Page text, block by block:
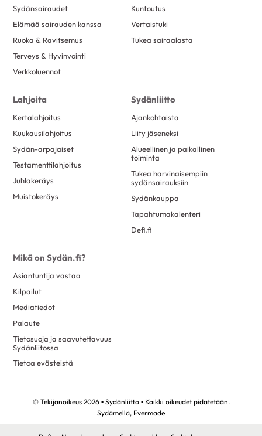
Sydänsairaudet
Elämää sairauden kanssa
Ruoka & Ravitsemus
Terveys & Hyvinvointi
Verkkoluennot
Kuntoutus
Vertaistuki
Tukea sairaalasta
Lahjoita
Kertalahjoitus
Kuukausilahjoitus
Sydän-arpajaiset
Testamenttilahjoitus
Juhlakeräys
Muistokeräys
Sydänliitto
Ajankohtaista
Liity jäseneksi
Alueellinen ja paikallinen
toiminta
Tukea harvinaisempiin
sydänsairauksiin
Sydänkauppa
Tapahtumakalenteri
Defi.fi
Mikä on Sydän.fi?
Asiantuntija vastaa
Kilpailut
Mediatiedot
Palaute
Tietosuoja ja saavutettavuus
Sydänliitossa
Tietoa evästeistä
© Tekijänoikeus 2026 • Sydänliitto • Kaikki oikeudet pidätetään.
Sydämellä, Evermade